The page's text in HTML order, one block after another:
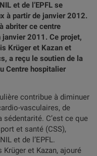
et de l’EPFL se
à partir de janvier 2012.
abriter ce centre
janvier 2011. Ce projet,
Krüger et Kazan et
a reçu le soutien de la
Centre hospitalier
contribue à diminuer
vasculaires, de
C’est ce que
et santé (CSS),
et de l’EPFL.
et Kazan, ajouré